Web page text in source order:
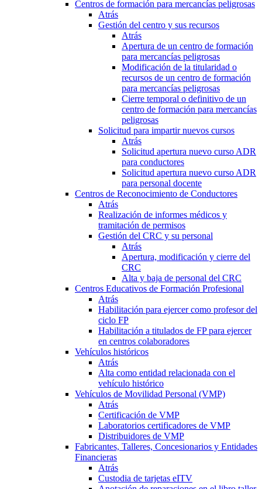
Centros de formación para mercancías peligrosas
Atrás
Gestión del centro y sus recursos
Atrás
Apertura de un centro de formación
para mercancías peligrosas
Modificación de la titularidad o
recursos de un centro de formación
para mercancías peligrosas
Cierre temporal o definitivo de un
centro de formación para mercancías
peligrosas
Solicitud para impartir nuevos cursos
Atrás
Solicitud apertura nuevo curso ADR
para conductores
Solicitud apertura nuevo curso ADR
para personal docente
Centros de Reconocimiento de Conductores
Atrás
Realización de informes médicos y
tramitación de permisos
Gestión del CRC y su personal
Atrás
Apertura, modificación y cierre del
CRC
Alta y baja de personal del CRC
Centros Educativos de Formación Profesional
Atrás
Habilitación para ejercer como profesor del
ciclo FP
Habilitación a titulados de FP para ejercer
en centros colaboradores
Vehículos históricos
Atrás
Alta como entidad relacionada con el
vehículo histórico
Vehículos de Movilidad Personal (VMP)
Atrás
Certificación de VMP
Laboratorios certificadores de VMP
Distribuidores de VMP
Fabricantes, Talleres, Concesionarios y Entidades
Financieras
Atrás
Custodia de tarjetas eITV